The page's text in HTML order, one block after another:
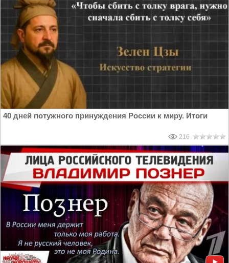
40 дней потужного принуждения России к миру. Итоги
216